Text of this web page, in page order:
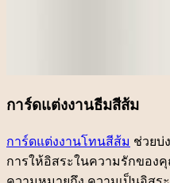
การ์ดแต่งงานธีมสีส้ม
การ์ดแต่งงานโทนสีส้ม ช่วยบ่
การให้อิสระในความรักของ